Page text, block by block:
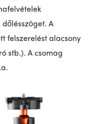
A
felszerelést alacsony
stb.). A csomag